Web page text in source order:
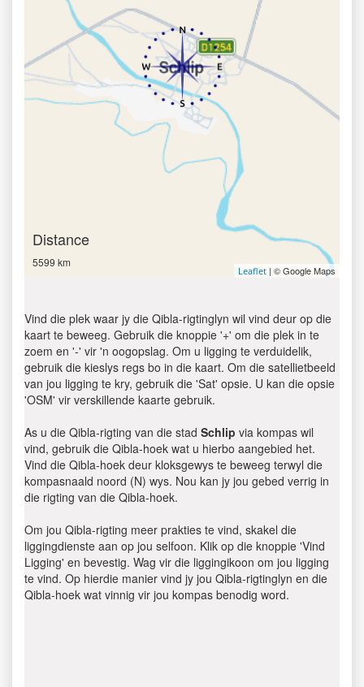
Distance
5599 km
Leaflet | © Google Maps
Vind die plek waar jy die Qibla-rigtinglyn wil vind deur op die
kaart te beweeg. Gebruik die knoppie '+' om die plek in te
zoem en '-' vir 'n oogopslag. Om u ligging te verduidelik,
gebruik die kieslys regs bo in die kaart. Om die satellietbeeld
van jou ligging te kry, gebruik die 'Sat' opsie. U kan die opsie
'OSM' vir verskillende kaarte gebruik.
As u die Qibla-rigting van die stad Schlip via kompas wil
vind, gebruik die Qibla-hoek wat u hierbo aangebied het.
Vind die Qibla-hoek deur kloksgewys te beweeg terwyl die
kompasnaald noord (N) wys. Nou kan jy jou gebed verrig in
die rigting van die Qibla-hoek.
Om jou Qibla-rigting meer prakties te vind, skakel die
liggingdienste aan op jou selfoon. Klik op die knoppie 'Vind
Ligging' en bevestig. Wag vir die liggingikoon om jou ligging
te vind. Op hierdie manier vind jy jou Qibla-rigtinglyn en die
Qibla-hoek wat vinnig vir jou kompas benodig word.